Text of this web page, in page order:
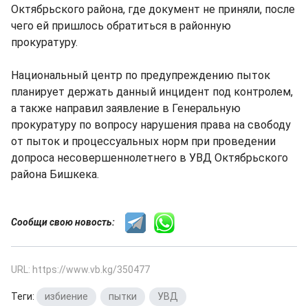
Октябрьского района, где документ не приняли, после
чего ей пришлось обратиться в районную
прокуратуру.
Национальный центр по предупреждению пыток
планирует держать данный инцидент под контролем,
а также направил заявление в Генеральную
прокуратуру по вопросу нарушения права на свободу
от пыток и процессуальных норм при проведении
допроса несовершеннолетнего в УВД Октябрьского
района Бишкека.
Сообщи свою новость:
URL: https://www.vb.kg/350477
Теги: избиение пытки УВД